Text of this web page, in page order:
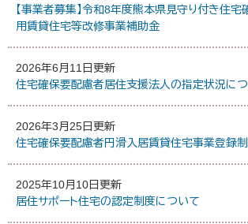
【事業者募集】令和8年度熊本県見守り付き住
用賃貸住宅等改修事業補助金
2026年6月11日更新
住宅確保要配慮者居住支援法人の指定状況に
2026年3月25日更新
住宅確保要配慮者円滑入居賃貸住宅事業登録
2025年10月10日更新
居住サポート住宅の認定制度について